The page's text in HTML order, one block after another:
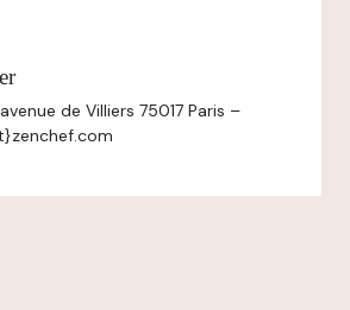
de Villiers 75017 Paris –